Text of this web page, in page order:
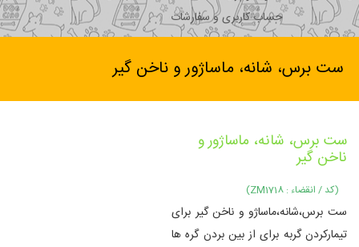
حساب کاربری و سفارشات
ست برس، شانه، ماساژور و ناخن گیر
ست برس، شانه، ماساژور و
ناخن گیر
(کد / انقضاء : ZM1718)
ست برس،شانه،ماساژو و ناخن گیر برای
تیمارکردن گربه برای از بین بردن گره ها